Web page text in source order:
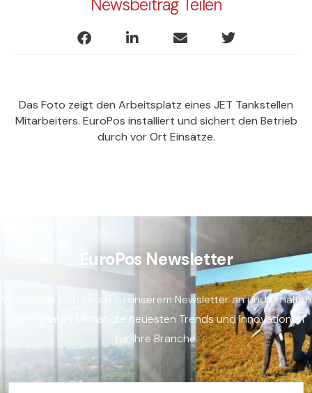
Newsbeitrag Teilen
Das Foto zeigt den Arbeitsplatz eines JET Tankstellen
Mitarbeiters. EuroPos installiert und sichert den Betrieb
durch vor Ort Einsätze.
EuroPos Newsletter
Melden Sie sich gleich zu unserem Newsletter an und erhalten
Sie einmal im Monat die neuesten Trends und Innovationen
für Ihre Branche.